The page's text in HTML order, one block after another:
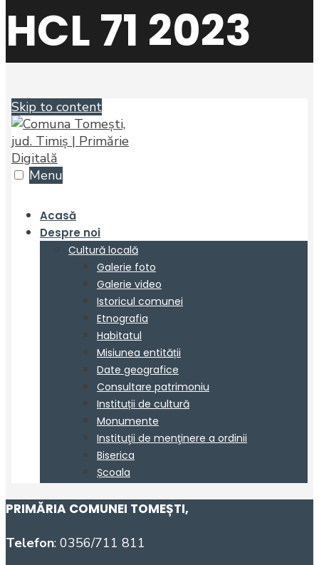
HCL 71 2023
PRIMĂRIA COMUNEI TOMEȘTI,
Telefon: 0356/711 811